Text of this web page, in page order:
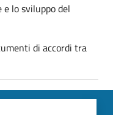
lo sviluppo del
di accordi tra